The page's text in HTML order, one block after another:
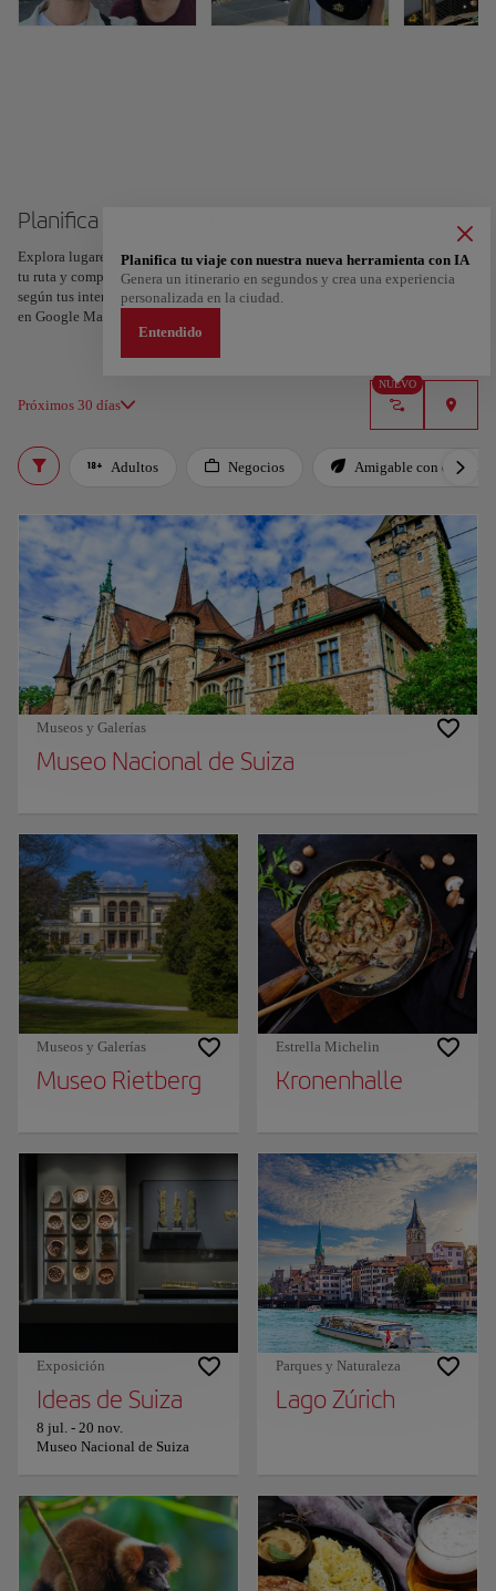
Planifica tu viaje a Zúrich
Explora lugares, experiencias y marca con el corazón tus favoritos para crear
tu ruta y compartirla. ¿Quieres más ideas? Obtén un itinerario personalizado
según tus intereses y la duración de tu viaje: en sólo dos pasos y descargable
en Google Maps.
Próximos 30 días
NUEVO
Planifica tu viaje con nuestra nueva herramienta con IA
Genera un itinerario en segundos y crea una experiencia
personalizada en la ciudad.
Entendido
Adultos Negocios Amigable con el
Museos y Galerías
Museo Nacional de Suiza
Museos y Galerías
Museo Rietberg
Estrella Michelin
Kronenhalle
Exposición
Ideas de Suiza
8 jul. - 20 nov.
Museo Nacional de Suiza
Parques y Naturaleza
Lago Zúrich